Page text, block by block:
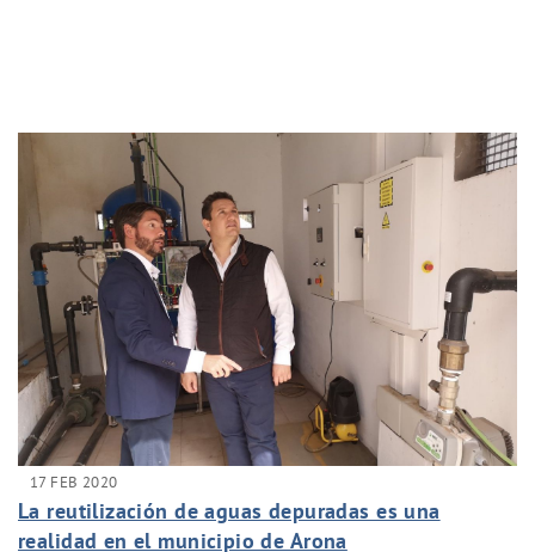
17 FEB 2020
La reutilización de aguas depuradas es una
realidad en el municipio de Arona